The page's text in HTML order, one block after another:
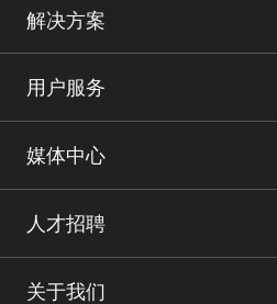
解决方案
用户服务
媒体中心
人才招聘
关于我们